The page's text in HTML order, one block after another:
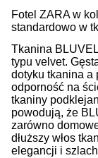
Fotel ZARA w
standardowo w
Tkanina
typu velvet.
dotyku tkanina a
odporność na
tkaniny
powodują, że
zarówno
dłuższy włos
elegancji i